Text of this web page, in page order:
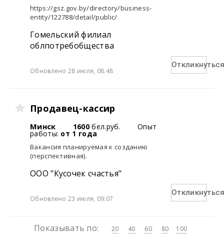
https://gsz.gov.by/directory/business-
entity/122788/detail/public/
Гомельский филиал
облпотребобщества
Обновлено 28 июля, 08:48
Продавец-кассир
Минск 1600 бел.руб. Опыт
работы: от 1 года
Вакансия планируемая к созданию
(перспективная).
ООО "Кусочек счастья"
Обновлено 23 июля, 09:07
Показывать по: 20 40 60 80 100